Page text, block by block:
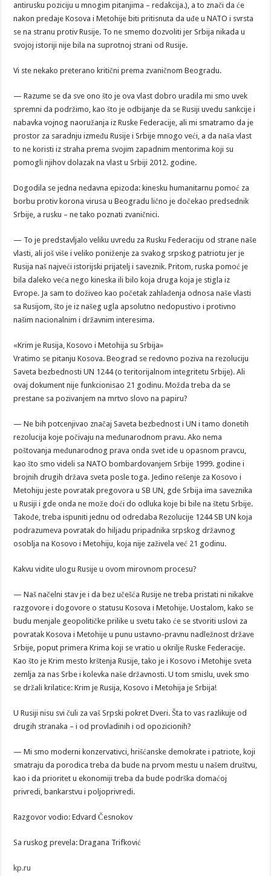
antirusku poziciju u mnogim pitanjima – redakcija.), a to znači da će
nakon predaje Kosova i Metohije biti pritisnuta da uđe u NATO i svrsta
se na stranu protiv Rusije. To ne smemo dozvoliti jer Srbija nikada u
svojoj istoriji nije bila na suprotnoj strani od Rusije.
Vi ste nekako preterano kritični prema zvaničnom Beogradu.
— Razume se da sve ono što je ova vlast dobro uradila mi smo uvek
spremni da podržimo, kao što je odbijanje da se Rusiji uvedu sankcije i
nabavka vojnog naoružanja iz Ruske Federacije, ali mi smatramo da je
prostor za saradnju između Rusije i Srbije mnogo veći, a da naša vlast
to ne koristi iz straha prema svojim zapadnim mentorima koji su
pomogli njihov dolazak na vlast u Srbiji 2012. godine.
Dogodila se jedna nedavna epizoda: kinesku humanitarnu pomoć za
borbu protiv korona virusa u Beogradu lično je dočekao predsednik
Srbije, a rusku – ne tako poznati zvaničnici.
— To je predstavljalo veliku uvredu za Rusku Federaciju od strane naše
vlasti, ali još više i veliko poniženje za svakog srpskog patriotu jer je
Rusija naš najveći istorijski prijatelj i saveznik. Pritom, ruska pomoć je
bila daleko veća nego kineska ili bilo koja druga koja je stigla iz
Evrope. Ja sam to doživeo kao početak zahlađenja odnosa naše vlasti
sa Rusijom, što je iz našeg ugla apsolutno nedopustivo i protivno
našim nacionalnim i državnim interesima.
«Krim je Rusija, Kosovo i Metohija su Srbija»
Vratimo se pitanju Kosova. Beograd se redovno poziva na rezoluciju
Saveta bezbednosti UN 1244 (o teritorijalnom integritetu Srbije). Ali
ovaj dokument nije funkcionisao 21 godinu. Možda treba da se
prestane sa pozivanjem na mrtvo slovo na papiru?
— Ne bih potcenjivao značaj Saveta bezbednost i UN i tamo donetih
rezolucija koje počivaju na međunarodnom pravu. Ako nema
poštovanja međunarodnog prava onda svet ide u opasnom pravcu,
kao što smo videli sa NATO bombardovanjem Srbije 1999. godine i
brojnih drugih država sveta posle toga. Jedino rešenje za Kosovo i
Metohiju jeste povratak pregovora u SB UN, gde Srbija ima saveznika
u Rusiji i gde onda ne može doći do odluka koje bi bile na štetu Srbije.
Takođe, treba ispuniti jednu od odredaba Rezolucije 1244 SB UN koja
podrazumeva povratak do hiljadu pripadnika srpskog državnog
osoblja na Kosovo i Metohiju, koja nije zaživela već 21 godinu.
Kakvu vidite ulogu Rusije u ovom mirovnom procesu?
— Naš načelni stav je i da bez učešća Rusije ne treba pristati ni nikakve
razgovore i dogovore o statusu Kosova i Metohije. Uostalom, kako se
budu menjale geopolitičke prilike u svetu tako će se stvoriti uslovi za
povratak Kosova i Metohije u punu ustavno-pravnu nadležnost države
Srbije, poput primera Krima koji se vratio u okrilje Ruske Federacije.
Kao što je Krim mesto krštenja Rusije, tako je i Kosovo i Metohije sveta
zemlja za nas Srbe i kolevka naše državnosti. U tom smislu, uvek smo
se držali krilatice: Krim je Rusija, Kosovo i Metohija je Srbija!
U Rusiji nisu svi čuli za vaš Srpski pokret Dveri. Šta to vas razlikuje od
drugih stranaka – i od provladinih i od opozicionih?
— Mi smo moderni konzervativci, hrišćanske demokrate i patriote, koji
smatraju da porodica treba da bude na prvom mestu u našem društvu,
kao i da prioritet u ekonomiji treba da bude podrška domaćoj
privredi, bankarstvu i poljoprivredi.
Razgovor vodio: Edvard Česnokov
Sa ruskog prevela: Dragana Trifković
kp.ru